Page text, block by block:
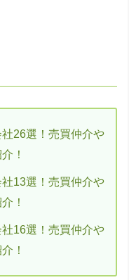
26選！売買仲介や
！
13選！売買仲介や
！
16選！売買仲介や
！